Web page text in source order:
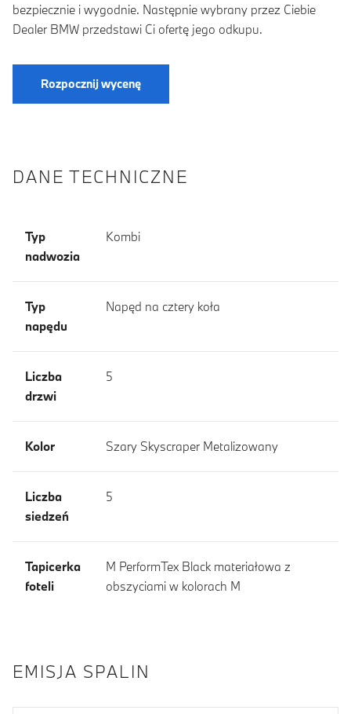
bezpiecznie i wygodnie. Następnie wybrany przez Ciebie
Dealer BMW przedstawi Ci ofertę jego odkupu.
Rozpocznij wycenę
DANE TECHNICZNE
Typ
nadwozia
Kombi
Typ
napędu
Napęd na cztery koła
Liczba
drzwi
5
Kolor Szary Skyscraper Metalizowany
Liczba
siedzeń
5
Tapicerka
foteli
M PerformTex Black materiałowa z
obszyciami w kolorach M
EMISJA SPALIN